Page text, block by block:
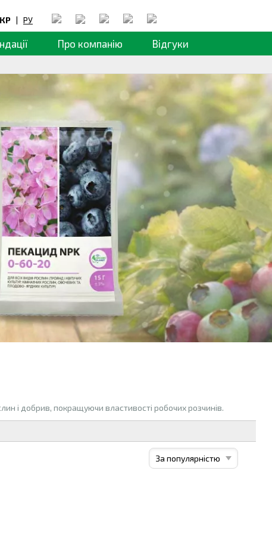
| РУ
Про компанію Відгуки
і добрив, покращуючи властивості робочих розчинів.